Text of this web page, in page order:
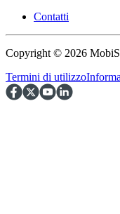
Contatti
Copyright © 2026
Termini di utilizzo